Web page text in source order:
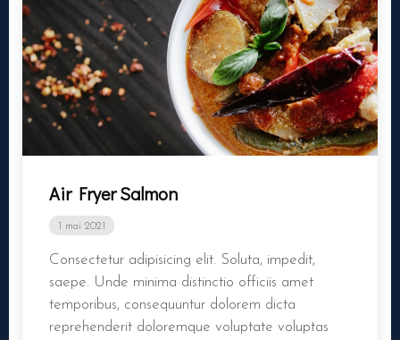
A PROPOS
GALERIE
CONTACT
Air Fryer Salmon
1 mai 2021
Consectetur adipisicing elit. Soluta, impedit,
saepe. Unde minima distinctio officiis amet
temporibus, consequuntur dolorem dicta
reprehenderit doloremque voluptate voluptas